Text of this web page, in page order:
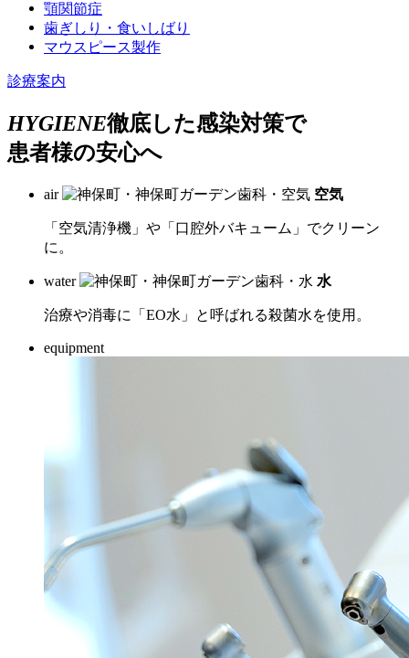
顎関節症
歯ぎしり・食いしばり
マウスピース製作
診療案内
HYGIENE徹底した感染対策で
患者様の安心へ
air 空気
「空気清浄機」や「口腔外バキューム」でクリーン
に。
water 水
治療や消毒に「EO水」と呼ばれる殺菌水を使用。
equipment